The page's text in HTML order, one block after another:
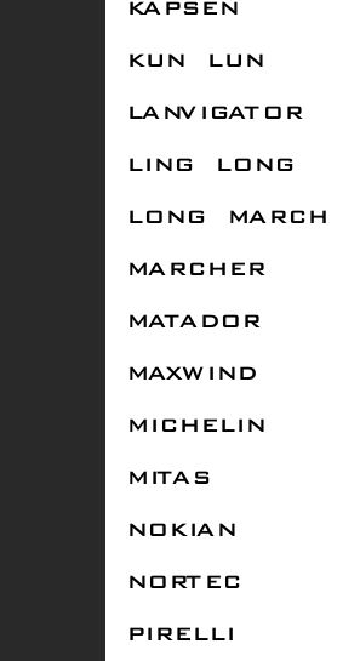
KAPSEN
KUN LUN
LANVIGATOR
LING LONG
LONG MARCH
MARCHER
MATADOR
MAXWIND
MICHELIN
MITAS
NOKIAN
NORTEC
PIRELLI